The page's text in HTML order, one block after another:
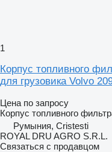
1
Корпус топливного
для грузовика Volvo
Цена по запросу
Корпус топливного
Румыния, Cristesti
ROYAL DRU AGRO S.R.L.
Связаться с продавцом